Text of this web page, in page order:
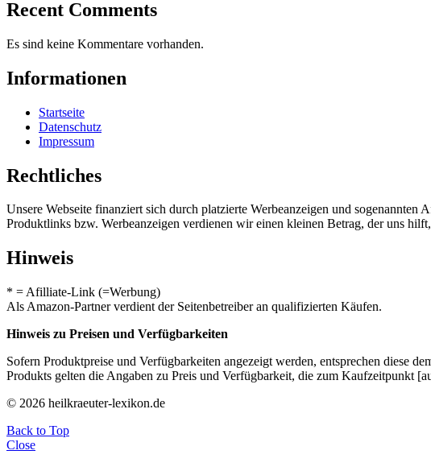
Recent Comments
Es sind keine Kommentare vorhanden.
Informationen
Startseite
Datenschutz
Impressum
Rechtliches
Unsere Webseite finanziert sich durch platzierte Werbeanzeigen und
Produktlinks bzw. Werbeanzeigen verdienen wir einen kleinen Betrag, der uns
Hinweis
* = Afilliate-Link (=Werbung)
Als Amazon-Partner verdient der Seitenbetreiber an qualifizierten Käufen.
Hinweis zu Preisen und Verfügbarkeiten
Sofern Produktpreise und Verfügbarkeiten angezeigt werden, entsprechen diese
Produkts gelten die Angaben zu Preis und Verfügbarkeit, die zum Kaufzeitpunkt
© 2026 heilkraeuter-lexikon.de
Back to Top
Close